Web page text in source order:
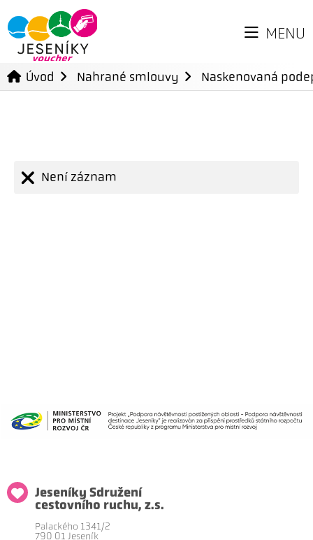
MENU
Úvod Nahrané smlouvy Naskenovaná
Není záznam
Jeseníky Sdružení
cestovního ruchu, z.s.
Palackého 1341/2
790 01 Jeseník